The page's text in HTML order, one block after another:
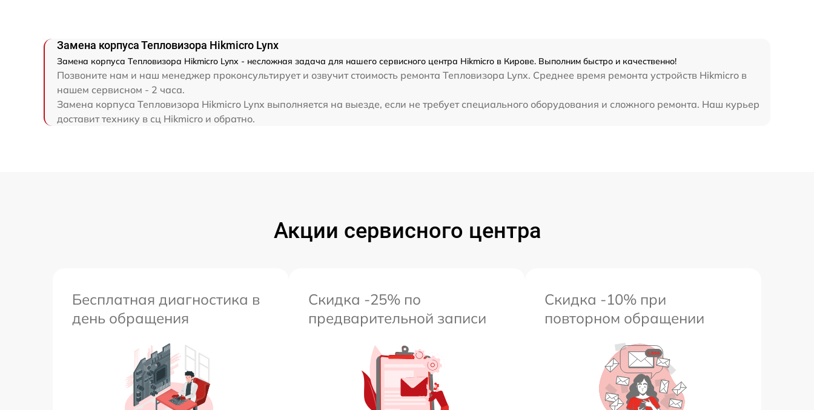
Замена корпуса Тепловизора Hikmicro Lynx
Замена корпуса Тепловизора Hikmicro Lynx - несложная задача для нашего сервисного центра Hikmicro в Кирове. Выполним быстро и качественно!
Позвоните нам и наш менеджер проконсультирует и озвучит стоимость ремонта Тепловизора Lynx. Среднее время ремонта устройств Hikmicro в
нашем сервисном - 2 часа.
Замена корпуса Тепловизора Hikmicro Lynx выполняется на выезде, если не требует специального оборудования и сложного ремонта. Наш курьер
доставит технику в сц Hikmicro и обратно.
Акции сервисного центра
Бесплатная диагностика в
день обращения
Скидка -25% по
предварительной записи
Скидка -10% при
повторном обращении